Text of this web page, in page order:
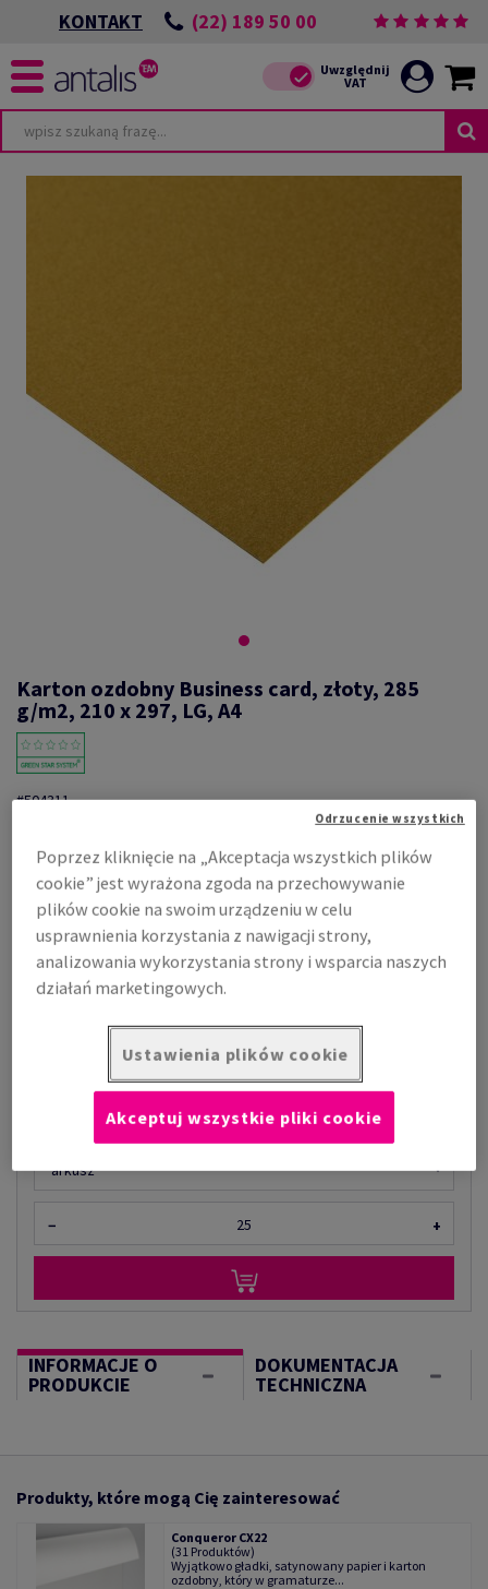
KONTAKT (22) 189 50 00
Karton ozdobny Business card, złoty, 285
g/m2, 210 x 297, LG, A4
#504311
metalizowany, 2-stronny, bezdrzewny ECF, 210mm x 297mm, A4, LG,
small pack 25 ark.
Zobacz dane techniczne
Ostatnie sztuki
arkusz
− +
INFORMACJE O
PRODUKCIE
DOKUMENTACJA
TECHNICZNA
Produkty, które mogą Cię zainteresować
Conqueror CX22
(31 Produktów)
Wyjątkowo gładki, satynowany papier i karton
ozdobny, który w gramaturze...
Poprzez kliknięcie na „Akceptacja wszystkich plików
cookie” jest wyrażona zgoda na przechowywanie
plików cookie na swoim urządzeniu w celu
usprawnienia korzystania z nawigacji strony,
analizowania wykorzystania strony i wsparcia naszych
działań marketingowych.
Ustawienia plików cookie
Odrzucenie wszystkich
Akceptuj wszystkie pliki cookie